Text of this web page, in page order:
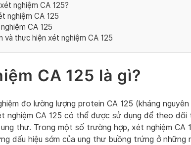
nghiệm CA 125?
nghiệm CA 125
CA 125
và thực hiện xét nghiệm CA 125
CA 125 là gì?
đo lường lượng protein CA 125 (kháng
nghiệm CA 125 có thể được sử dụng để theo dõi
thư. Trong một số trường hợp, xét nghiệm CA
dấu hiệu sớm của ung thư buồng trứng ở những